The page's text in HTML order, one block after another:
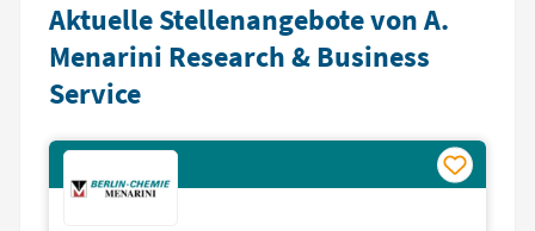
Aktuelle Stellenangebote von A.
Menarini Research & Business
Service